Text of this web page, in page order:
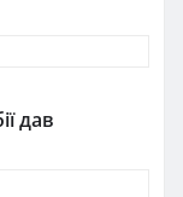
дав